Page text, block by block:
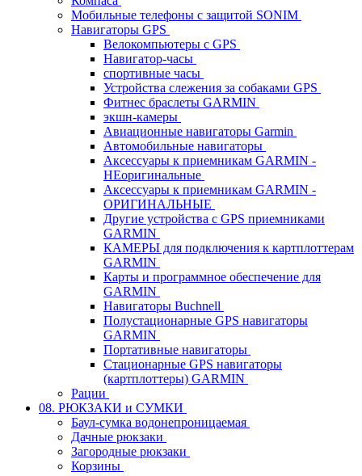
Мобильные телефоны с защитой SONIM
Навигаторы GPS
Велокомпьютеры с GPS
Навигатор-часы
спортивные часы
Устройства слежения за собаками GPS
Фитнес браслеты GARMIN
экшн-камеры
Авиационные навигаторы Garmin
Автомобильные навигаторы
Аксессуары к приемникам GARMIN -
НЕоригинальные
Аксессуары к приемникам GARMIN -
ОРИГИНАЛЬНЫЕ
Другие устройства с GPS приемниками
GARMIN
КАМЕРЫ для подключения к картплоттерам
GARMIN
Карты и программное обеспечение для
GARMIN
Навигаторы Buchnell
Полустационарные GPS навигаторы
GARMIN
Портативные навигаторы
Стационарные GPS навигаторы
(картплоттеры) GARMIN
Рации
08. РЮКЗАКИ и СУМКИ
Баул-сумка водонепроницаемая
Дачные рюкзаки
Загородные рюкзаки
Корзины